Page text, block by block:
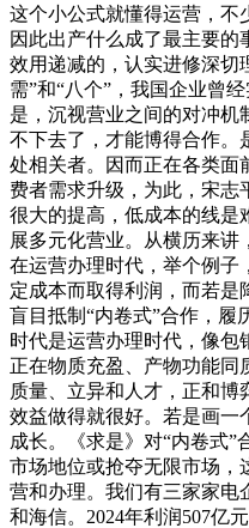
这个小公式就懂得运营，不
因此出产什么成了最主要
效用递减的，认实进修深切
需”和“八个”，我国企业曾
是，沉视营业之间的对冲机
不下去了，才能博得合作。
处相关者。因而正在各类面
费者需求升级，为此，宋志
很大的提高，低成本的线是
展多元化营业。从横历来讲
在运营办理时代，举个例子
定成本而取得利润，而若是
盲目抵制“内卷式”合作，履
时代是运营办理时代，像包
正在物质充盈、产物功能同
质量、立异和人才，正和博
效益做得就很好。若是画一
成长。《求是》对“内卷式
市场地位或抢夺无限市场，
营和办理。我们有三家家
和海信。2024年利润507亿